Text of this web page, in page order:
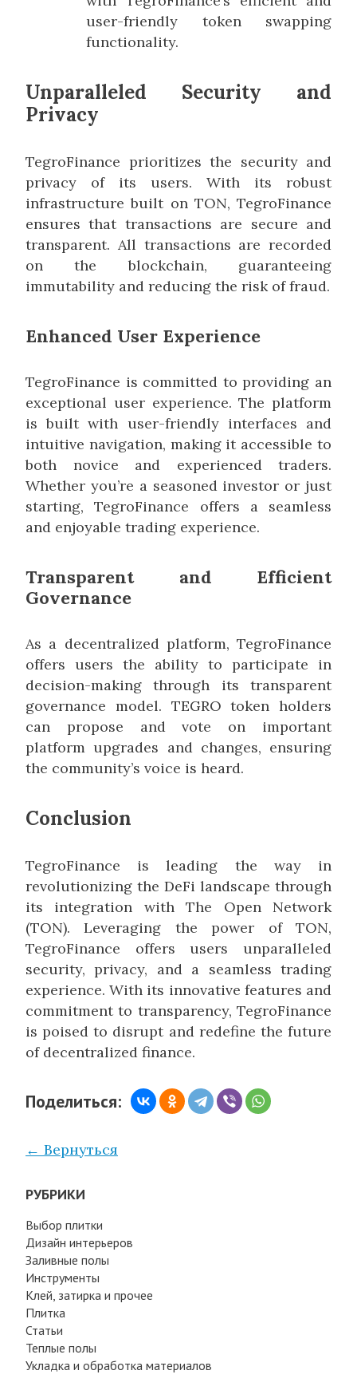
user-friendly token swapping
functionality.
Unparalleled Security and
Privacy
TegroFinance prioritizes the security and
privacy of its users. With its robust
infrastructure built on TON, TegroFinance
ensures that transactions are secure and
transparent. All transactions are recorded
on the blockchain, guaranteeing
immutability and reducing the risk of fraud.
Enhanced User Experience
TegroFinance is committed to providing an
exceptional user experience. The platform
is built with user-friendly interfaces and
intuitive navigation, making it accessible to
both novice and experienced traders.
Whether you’re a seasoned investor or just
starting, TegroFinance offers a seamless
and enjoyable trading experience.
Transparent and Efficient
Governance
As a decentralized platform, TegroFinance
offers users the ability to participate in
decision-making through its transparent
governance model. TEGRO token holders
can propose and vote on important
platform upgrades and changes, ensuring
the community’s voice is heard.
Conclusion
TegroFinance is leading the way in
revolutionizing the DeFi landscape through
its integration with The Open Network
(TON). Leveraging the power of TON,
TegroFinance offers users unparalleled
security, privacy, and a seamless trading
experience. With its innovative features and
commitment to transparency, TegroFinance
is poised to disrupt and redefine the future
of decentralized finance.
Поделиться:
← Вернуться
РУБРИКИ
Выбор плитки
Дизайн интерьеров
Заливные полы
Инструменты
Клей, затирка и прочее
Плитка
Статьи
Теплые полы
Укладка и обработка материалов